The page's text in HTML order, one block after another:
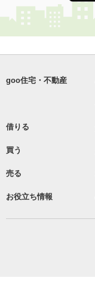
goo住宅・不動産
借りる
買う
売る
お役立ち情報